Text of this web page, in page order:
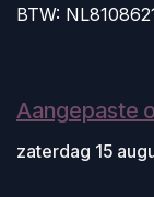
BTW:
Aangepaste
zaterdag 15